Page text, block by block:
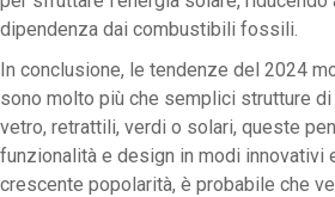
dipendenza dai combustibili fossili.
In conclusione, le tendenze del 2024
sono molto più che semplici strutture
vetro, retrattili, verdi o solari, queste
funzionalità e design in modi innovativi
crescente popolarità, è probabile che